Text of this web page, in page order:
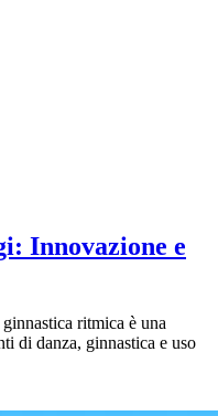
Innovazione e
ritmica è una
di danza, ginnastica e uso